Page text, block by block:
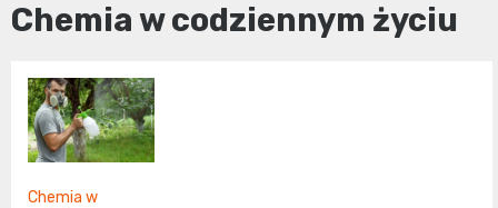
Chemia w codziennym życiu
Chemia w